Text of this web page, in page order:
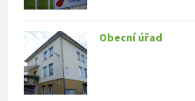
Obecní úřad